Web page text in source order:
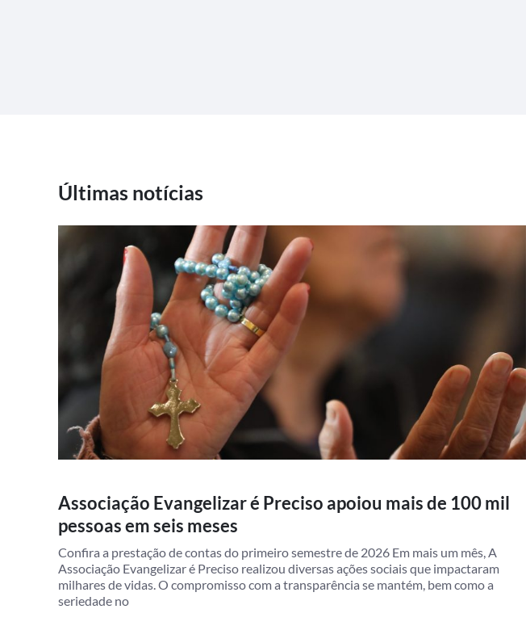
Últimas notícias
Associação Evangelizar é Preciso apoiou mais de 100 mil
pessoas em seis meses
Confira a prestação de contas do primeiro semestre de 2026 Em mais um mês, A
Associação Evangelizar é Preciso realizou diversas ações sociais que impactaram
milhares de vidas. O compromisso com a transparência se mantém, bem como a
seriedade no